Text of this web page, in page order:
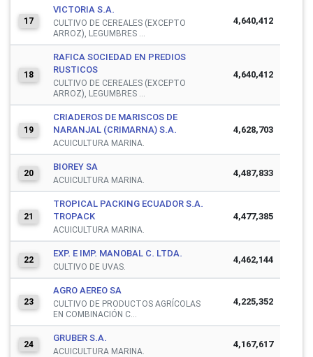
17
VICTORIA S.A.
CULTIVO DE CEREALES (EXCEPTO
ARROZ), LEGUMBRES ...
4,640,412
18
RAFICA SOCIEDAD EN PREDIOS
RUSTICOS
CULTIVO DE CEREALES (EXCEPTO
ARROZ), LEGUMBRES ...
4,640,412
19
CRIADEROS DE MARISCOS DE
NARANJAL (CRIMARNA) S.A.
ACUICULTURA MARINA.
4,628,703
20
BIOREY SA
ACUICULTURA MARINA.
4,487,833
21
TROPICAL PACKING ECUADOR S.A.
TROPACK
ACUICULTURA MARINA.
4,477,385
22
EXP. E IMP. MANOBAL C. LTDA.
CULTIVO DE UVAS.
4,462,144
23
AGRO AEREO SA
CULTIVO DE PRODUCTOS AGRÍCOLAS
EN COMBINACIÓN C...
4,225,352
24
GRUBER S.A.
ACUICULTURA MARINA.
4,167,617